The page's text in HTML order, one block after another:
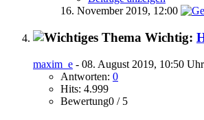
16. November 2019, 12:00
Wichtig:
maxim_e - 08. August 2019, 10:50 Uhr
Antworten: 0
Hits: 4.999
Bewertung0 / 5